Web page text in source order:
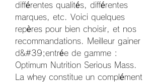
différentes qualités, différentes
marques, etc. Voici quelques
repères pour bien choisir, et nos
recommandations. Meilleur gainer
d&#39;entrée de gamme :
Optimum Nutrition Serious Mass.
La whey constitue un complément